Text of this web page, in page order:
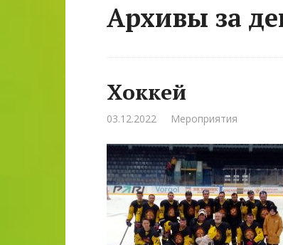
Архивы за
Хоккей
03.12.2022 Мероприятия